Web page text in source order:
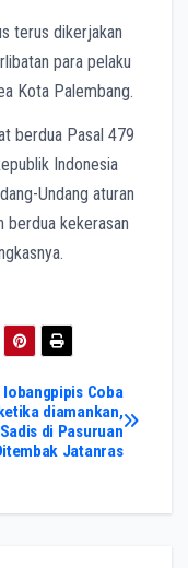
terus dikerjakan
para pelaku
Kota Palembang.
berdua Pasal 479
Indonesia
Undang aturan
berdua kekerasan
lobangpipis Coba
diamankan,
di Pasuruan
Jatanras